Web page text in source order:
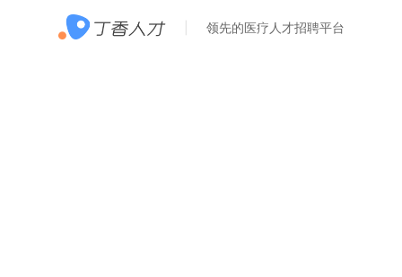
领先的医疗人才招聘平台